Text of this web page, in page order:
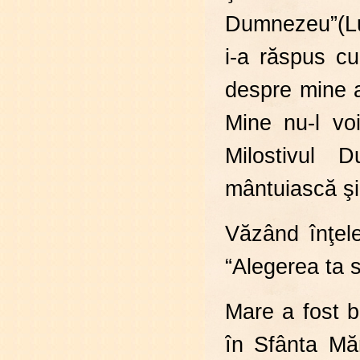
i-a răspus
despre mine
Mine nu-l
Milostivul
mântuiască
Văzând
“Alegerea ta
Mare a fost
în Sfânta